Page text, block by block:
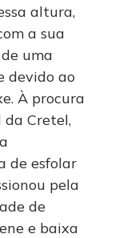
altura,
a sua
uma
devido ao
À procura
da Cretel,
de esfolar
pela
de
e baixa